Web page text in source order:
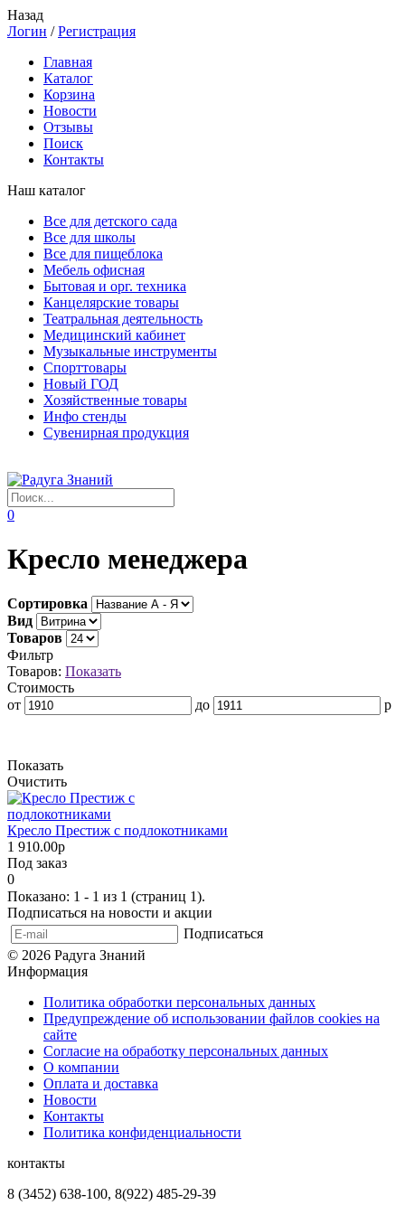
Назад
Логин /Регистрация
Главная
Каталог
Корзина
Новости
Отзывы
Поиск
Контакты
Наш каталог
Все для детского сада
Все для школы
Все для пищеблока
Мебель офисная
Бытовая и орг. техника
Канцелярские товары
Театральная деятельность
Медицинский кабинет
Музыкальные инструменты
Спорттовары
Новый ГОД
Хозяйственные товары
Инфо стенды
Сувенирная продукция
0
Кресло менеджера
Сортировка
Вид
Товаров
Фильтр
Товаров: Показать
Стоимость
от
до р
Показать
Очистить
Кресло Престиж с подлокотниками
1 910.00р
Под заказ
0
Показано: 1 - 1 из 1 (страниц 1).
Подписаться на новости и акции
Подписаться
© 2026 Радуга Знаний
Информация
Политика обработки персональных данных
Предупреждение об использовании файлов cookies на
сайте
Согласие на обработку персональных данных
О компании
Оплата и доставка
Новости
Контакты
Политика конфиденциальности
контакты
8 (3452) 638-100, 8(922) 485-29-39